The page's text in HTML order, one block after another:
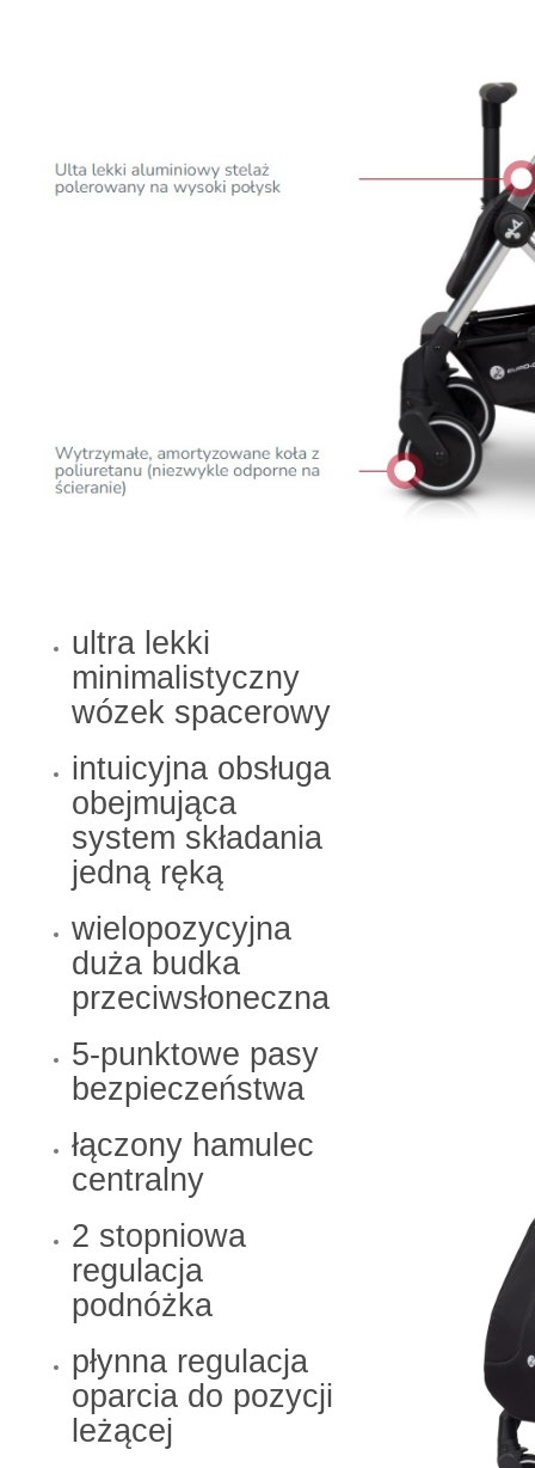
ultra lekki
minimalistyczny
wózek spacerowy
intuicyjna obsługa
obejmująca
system składania
jedną ręką
wielopozycyjna
duża budka
przeciwsłoneczna
5-punktowe pasy
bezpieczeństwa
łączony hamulec
centralny
2 stopniowa
regulacja
podnóżka
płynna regulacja
oparcia do pozycji
leżącej